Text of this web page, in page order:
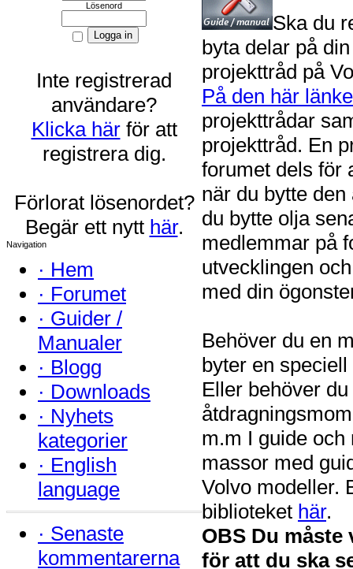
Lösenord
Inte registrerad
användare?
Klicka härför att
registrera dig.
Förlorat lösenordet?
Begär ett nytt här.
Navigation
· Hem
· Forumet
· Guider /
Manualer
· Blogg
· Downloads
· Nyhets
kategorier
· English
language
· Senaste
kommentarerna
Ska du
byta delar på
projekttråd på
På den här
projekttrådar
projekttråd. En
forumet dels för
när du bytte
du bytte olja
medlemmar på
utvecklingen
med din
Behöver du en
byter en
Eller behöver
m.m I guide
massor med
Volvo modeller.
biblioteket här.
OBS Du
för att du ska